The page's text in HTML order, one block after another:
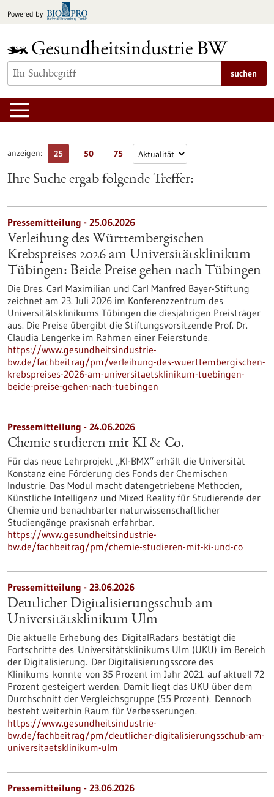
Inhalt
Powered by
suchen
anzeigen: 25 50 75
Ihre Suche ergab folgende Treffer:
Pressemitteilung - 25.06.2026
Verleihung des Württembergischen
Krebspreises 2026 am Universitätsklinikum
Tübingen: Beide Preise gehen nach Tübingen
Die Dres. Carl Maximilian und Carl Manfred Bayer-Stiftung
zeichnet am 23. Juli 2026 im Konferenzzentrum des
Universitätsklinikums Tübingen die diesjährigen Preisträger
aus. Die Preise übergibt die Stiftungsvorsitzende Prof. Dr.
Claudia Lengerke im Rahmen einer Feierstunde.
https://www.gesundheitsindustrie-
bw.de/fachbeitrag/pm/verleihung-des-wuerttembergischen-
krebspreises-2026-am-universitaetsklinikum-tuebingen-
beide-preise-gehen-nach-tuebingen
Pressemitteilung - 24.06.2026
Chemie studieren mit KI & Co.
Für das neue Lehrprojekt „KI-BMX“ erhält die Universität
Konstanz eine Förderung des Fonds der Chemischen
Industrie. Das Modul macht datengetriebene Methoden,
Künstliche Intelligenz und Mixed Reality für Studierende der
Chemie und benachbarter naturwissenschaftlicher
Studiengänge praxisnah erfahrbar.
https://www.gesundheitsindustrie-
bw.de/fachbeitrag/pm/chemie-studieren-mit-ki-und-co
Pressemitteilung - 23.06.2026
Deutlicher Digitalisierungsschub am
Universitätsklinikum Ulm
Die aktuelle Erhebung des DigitalRadars bestätigt die
Fortschritte des Universitätsklinikums Ulm (UKU) im Bereich
der Digitalisierung. Der Digitalisierungsscore des
Klinikums konnte von 35 Prozent im Jahr 2021 auf aktuell 72
Prozent gesteigert werden. Damit liegt das UKU über dem
Durchschnitt der Vergleichsgruppe (55 Prozent). Dennoch
besteht weiterhin Raum für Verbesserungen.
https://www.gesundheitsindustrie-
bw.de/fachbeitrag/pm/deutlicher-digitalisierungsschub-am-
universitaetsklinikum-ulm
Pressemitteilung - 23.06.2026